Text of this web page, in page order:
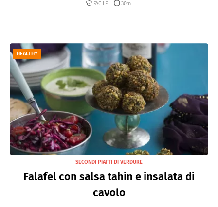
FACILE 30m
HEALTHY
SECONDI PIATTI DI VERDURE
Falafel con salsa tahin e insalata di
cavolo